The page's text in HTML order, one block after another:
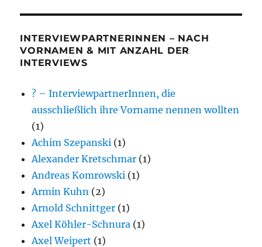
INTERVIEWPARTNERINNEN – NACH
VORNAMEN & MIT ANZAHL DER
INTERVIEWS
? – InterviewpartnerInnen, die
ausschließlich ihre Vorname nennen wollten
(1)
Achim Szepanski (1)
Alexander Kretschmar (1)
Andreas Komrowski (1)
Armin Kuhn (2)
Arnold Schnittger (1)
Axel Köhler-Schnura (1)
Axel Weipert (1)